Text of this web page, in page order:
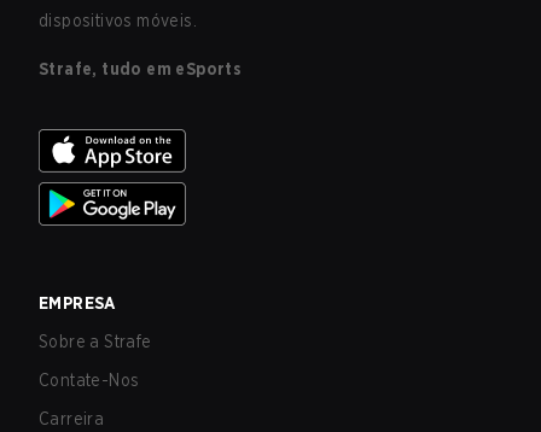
dispositivos móveis.
Strafe, tudo em eSports
EMPRESA
Sobre a Strafe
Contate-Nos
Carreira